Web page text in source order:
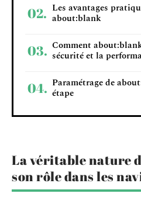
Les avantages
about:blank
Comment
sécurité et la
Paramétrage de
étape
La véritable nature
son rôle dans les